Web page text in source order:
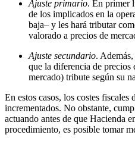
Ajuste primario. En primer
de los implicados en la
baja– y les hará tributar
valorado a precios de
Ajuste secundario.
que la diferencia de precios
mercado) tribute según su
En estos casos, los costes fiscales
incrementados. No obstante,
actuando antes de que Hacienda
procedimiento, es posible tomar